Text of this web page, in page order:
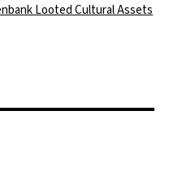
Looted Cultural Assets